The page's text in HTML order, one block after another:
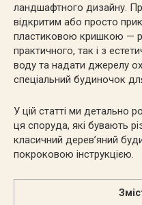
ландшафтного дизайну.
відкритим або просто
пластиковою кришкою —
практичного, так і з
воду та надати джерелу
спеціальний будиночок
У цій статті ми детально
ця споруда, які бувають
класичний дерев’яний
покроковою інструкцією.